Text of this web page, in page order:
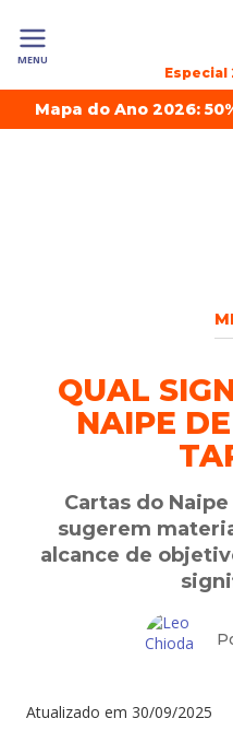
MENU
Especial
Mapa do Ano 2026:
QUAL
NAIPE
Cartas do
sugerem
alcance de
Atualizado em 30/09/2025